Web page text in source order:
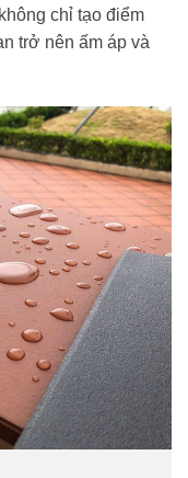
chỉ tạo điểm
trở nên ấm áp và